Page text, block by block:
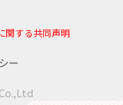
関する共同声明
ー